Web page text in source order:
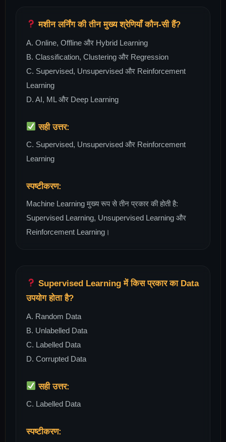
मशीन लर्निंग की तीन मुख्य श्रेणियाँ कौन-सी हैं?
A. Online, Offline और Hybrid Learning
B. Classification, Clustering और Regression
C. Supervised, Unsupervised और Reinforcement
Learning
D. AI, ML और Deep Learning
सही उत्तर:
C. Supervised, Unsupervised और Reinforcement
Learning
स्पष्टीकरण:
Machine Learning मुख्य रूप से तीन प्रकार की होती है:
Supervised Learning, Unsupervised Learning और
Reinforcement Learning।
Supervised Learning में किस प्रकार का Data
उपयोग होता है?
A. Random Data
B. Unlabelled Data
C. Labelled Data
D. Corrupted Data
सही उत्तर:
C. Labelled Data
स्पष्टीकरण: